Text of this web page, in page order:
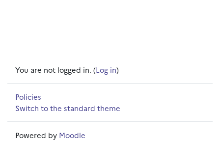
You are not logged in. (Log in)
Policies
Switch to the standard theme
Powered by Moodle